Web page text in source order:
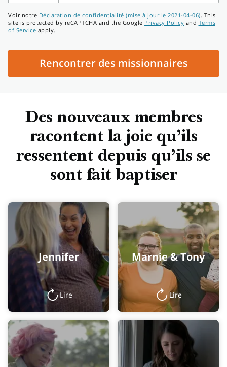
Numéro
de
téléphone
Voir notre Déclaration de confidentialité (mise à jour le 2021-04-06). This
site is protected by reCAPTCHA and the Google Privacy Policy and Terms
of Service apply.
Rencontrer des missionnaires
Des nouveaux membres
racontent la joie qu’ils
ressentent depuis qu’ils se
sont fait baptiser
Jennifer
Lire
Marnie & Tony
Lire